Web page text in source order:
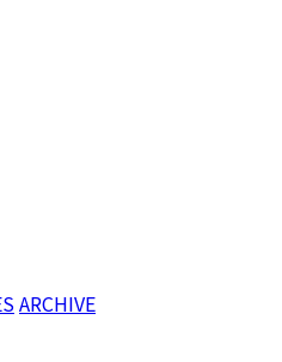
ARCHIVE